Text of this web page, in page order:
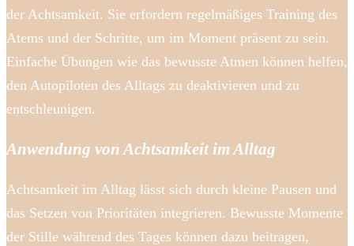
der Achtsamkeit. Sie erfordern regelmäßiges Training des
Atems und der Schritte, um im Moment präsent zu sein.
Einfache Übungen wie das bewusste Atmen können helfen,
den Autopiloten des Alltags zu deaktivieren und zu
entschleunigen.
Anwendung von Achtsamkeit im Alltag
Achtsamkeit im Alltag lässt sich durch kleine Pausen und
das Setzen von Prioritäten integrieren. Bewusste Momente
der Stille während des Tages können dazu beitragen,